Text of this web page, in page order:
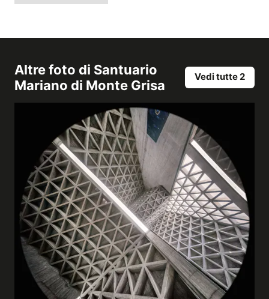
Altre foto di Santuario
Mariano di Monte Grisa
Vedi tutte 2